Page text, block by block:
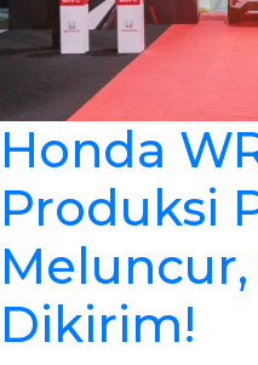
Honda
Produksi
Meluncur,
Dikirim!